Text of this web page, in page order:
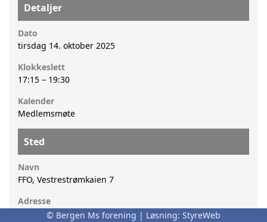
Detaljer
Dato
tirsdag 14. oktober 2025
Klokkeslett
17:15 – 19:30
Kalender
Medlemsmøte
Sted
Navn
FFO, Vestrestrømkaien 7
Adresse
© Bergen Ms forening | Løsning: StyreWeb